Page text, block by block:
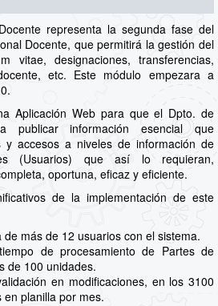
representa la segunda fase del
Docente, que permitirá la gestión del
vitae, designaciones, transferencias,
etc. Este módulo empezara a
Aplicación Web para que el Dpto. de
publicar información esencial que
y accesos a niveles de información de
(Usuarios) que así lo requieran,
oportuna, eficaz y eficiente.
de la implementación de este
más de 12 usuarios con el sistema.
de procesamiento de Partes de
de 100 unidades.
en modificaciones, en los 3100
planilla por mes.